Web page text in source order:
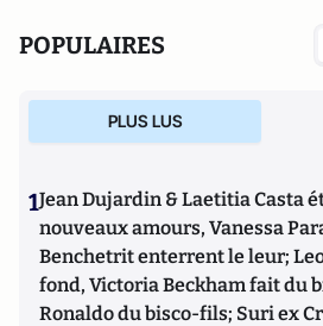
POPULAIRES
PLUS LUS
1Jean Dujardin & Laetitia Casta
nouveaux amours, Vanessa
Benchetrit enterrent le leur;
fond, Victoria Beckham fait du
Ronaldo du bisco-fils; Suri ex